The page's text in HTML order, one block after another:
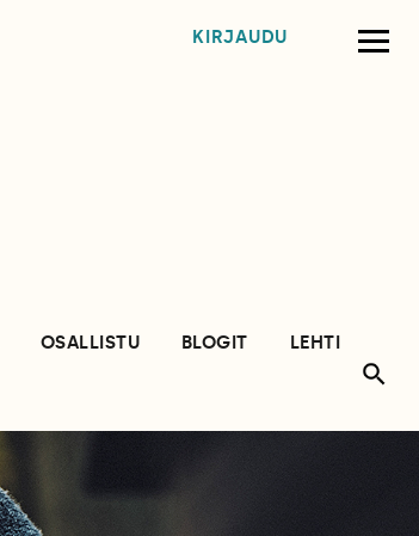
KIRJAUDU
OSALLISTU BLOGIT
LEHTI